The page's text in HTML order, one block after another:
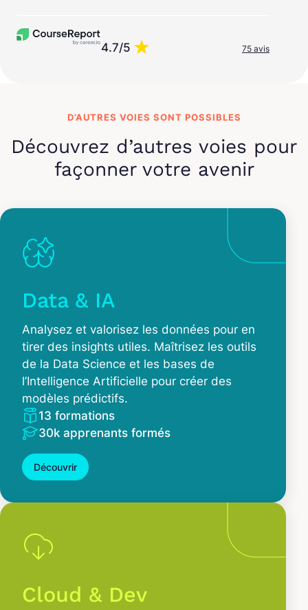
4.7/5 75 avis
D’AUTRES VOIES SONT POSSIBLES
Découvrez d’autres voies pour
façonner votre avenir
Data & IA
Analysez et valorisez les données pour en
tirer des insights utiles. Maîtrisez les outils
de la Data Science et les bases de
l’Intelligence Artificielle pour créer des
modèles prédictifs.
13 formations
30k apprenants formés
Découvrir
Cloud & Dev